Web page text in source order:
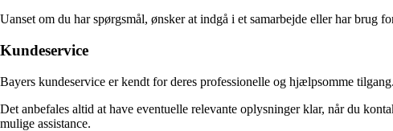
Uanset om du har spørgsmål, ønsker at indgå i et samarbejde eller har brug
Kundeservice
Bayers kundeservice er kendt for deres professionelle og hjælpsomme
Det anbefales altid at have eventuelle relevante oplysninger klar, når du
mulige assistance.